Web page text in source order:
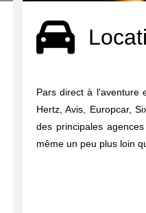
Pars direct à l'aventure
Hertz, Avis, Europcar,
des principales
même un peu plus loin